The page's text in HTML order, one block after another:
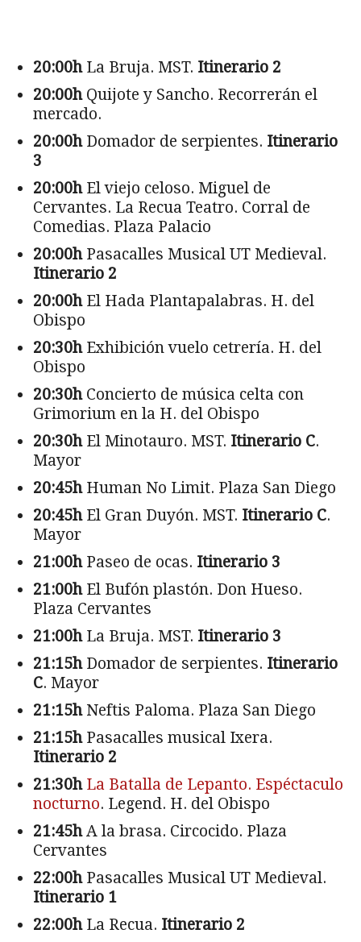
20:00hLa Bruja. MST. Itinerario 2
20:00hQuijote y Sancho. Recorrerán el
mercado.
20:00hDomador de serpientes. Itinerario
3
20:00hEl viejo celoso. Miguel de
Cervantes. La Recua Teatro. Corral de
Comedias. Plaza Palacio
20:00hPasacalles Musical UT Medieval.
Itinerario 2
20:00hEl Hada Plantapalabras. H. del
Obispo
20:30hExhibición vuelo cetrería. H. del
Obispo
20:30hConcierto de música celta con
Grimorium en la H. del Obispo
20:30hEl Minotauro. MST. Itinerario C.
Mayor
20:45hHuman No Limit. Plaza San Diego
20:45hEl Gran Duyón. MST. Itinerario C.
Mayor
21:00hPaseo de ocas. Itinerario 3
21:00hEl Bufón plastón. Don Hueso.
Plaza Cervantes
21:00hLa Bruja. MST. Itinerario 3
21:15hDomador de serpientes. Itinerario
C. Mayor
21:15hNeftis Paloma. Plaza San Diego
21:15hPasacalles musical Ixera.
Itinerario 2
21:30h La Batalla de Lepanto. Espéctaculo
nocturno. Legend. H. del Obispo
21:45hA la brasa. Circocido. Plaza
Cervantes
22:00hPasacalles Musical UT Medieval.
Itinerario 1
22:00hLa Recua. Itinerario 2